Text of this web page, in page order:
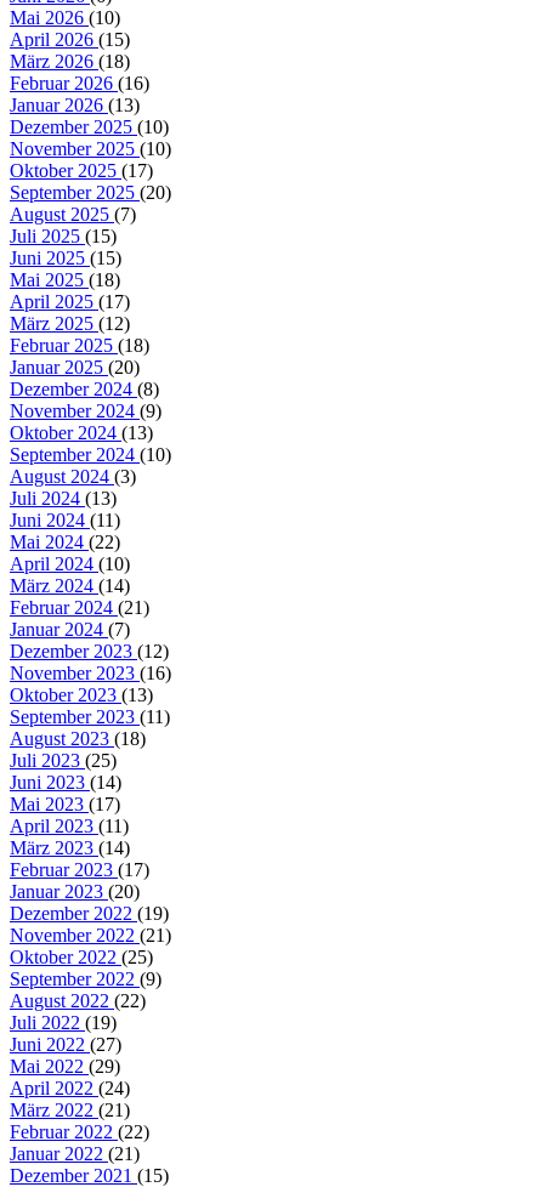
Mai 2026 (10)
April 2026 (15)
März 2026 (18)
Februar 2026 (16)
Januar 2026 (13)
Dezember 2025 (10)
November 2025 (10)
Oktober 2025 (17)
September 2025 (20)
August 2025 (7)
Juli 2025 (15)
Juni 2025 (15)
Mai 2025 (18)
April 2025 (17)
März 2025 (12)
Februar 2025 (18)
Januar 2025 (20)
Dezember 2024 (8)
November 2024 (9)
Oktober 2024 (13)
September 2024 (10)
August 2024 (3)
Juli 2024 (13)
Juni 2024 (11)
Mai 2024 (22)
April 2024 (10)
März 2024 (14)
Februar 2024 (21)
Januar 2024 (7)
Dezember 2023 (12)
November 2023 (16)
Oktober 2023 (13)
September 2023 (11)
August 2023 (18)
Juli 2023 (25)
Juni 2023 (14)
Mai 2023 (17)
April 2023 (11)
März 2023 (14)
Februar 2023 (17)
Januar 2023 (20)
Dezember 2022 (19)
November 2022 (21)
Oktober 2022 (25)
September 2022 (9)
August 2022 (22)
Juli 2022 (19)
Juni 2022 (27)
Mai 2022 (29)
April 2022 (24)
März 2022 (21)
Februar 2022 (22)
Januar 2022 (21)
Dezember 2021 (15)